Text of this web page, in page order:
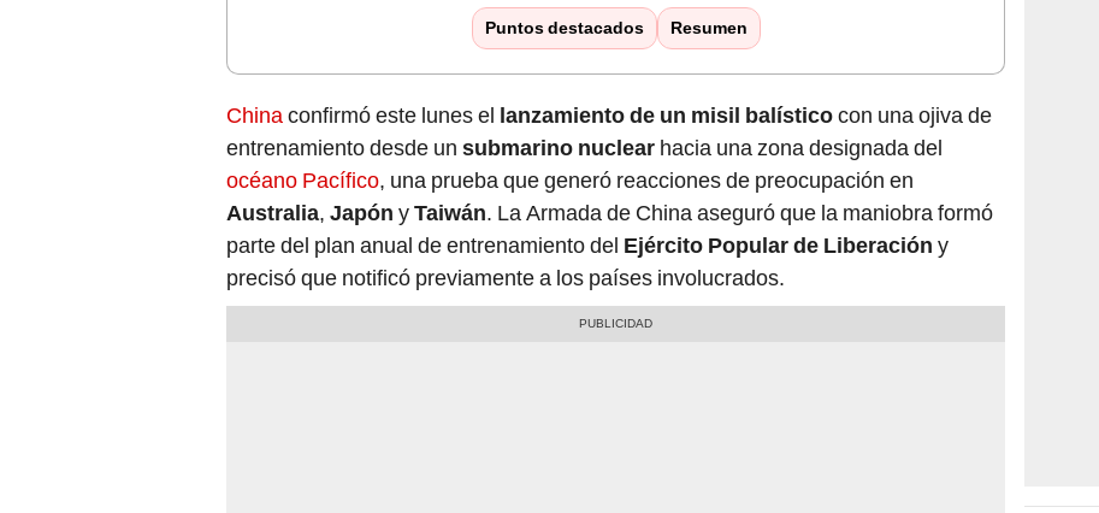
Puntos destacados Resumen
Chinaconfirmó este lunes el lanzamiento de un misil balísticocon una ojiva de
entrenamiento desde un submarino nuclear hacia una zona designada del
océano Pacífico, una prueba que generó reacciones de preocupación en
Australia, Japón yTaiwán. La Armada de China aseguró que la maniobra formó
parte del plan anual de entrenamiento del Ejército Popular de Liberación y
precisó que notificó previamente a los países involucrados.